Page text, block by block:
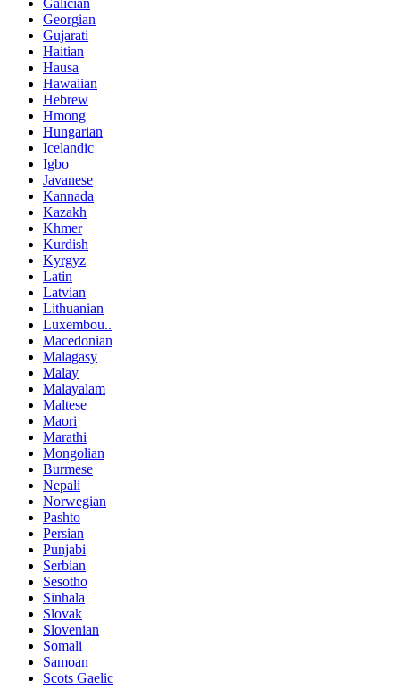
Georgian
Gujarati
Haitian
Hausa
Hawaiian
Hebrew
Hmong
Hungarian
Icelandic
Igbo
Javanese
Kannada
Kazakh
Khmer
Kurdish
Kyrgyz
Latin
Latvian
Lithuanian
Luxembou..
Macedonian
Malagasy
Malay
Malayalam
Maltese
Maori
Marathi
Mongolian
Burmese
Nepali
Norwegian
Pashto
Persian
Punjabi
Serbian
Sesotho
Sinhala
Slovak
Slovenian
Somali
Samoan
Scots Gaelic